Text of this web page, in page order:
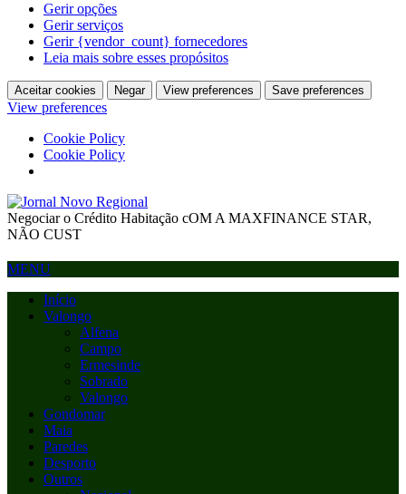
Gerir opções
Gerir serviços
Gerir {vendor_count} fornecedores
Leia mais sobre esses propósitos
Aceitar cookies Negar View preferences Save preferences
View preferences
Cookie Policy
Cookie Policy
Negociar o Crédito Habitação cOM A MAXFINANCE STAR,
NÃO CUST
MENU
Início
Valongo
Alfena
Campo
Ermesinde
Sobrado
Valongo
Gondomar
Maia
Paredes
Desporto
Outros